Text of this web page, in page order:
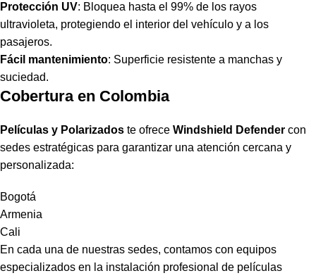
Protección UV: Bloquea hasta el 99% de los rayos
ultravioleta, protegiendo el interior del vehículo y a los
pasajeros.
Fácil mantenimiento: Superficie resistente a manchas y
suciedad.
Cobertura en Colombia
Películas y Polarizados te ofrece Windshield Defender con
sedes estratégicas para garantizar una atención cercana y
personalizada:
Bogotá
Armenia
Cali
En cada una de nuestras sedes, contamos con equipos
especializados en la instalación profesional de películas